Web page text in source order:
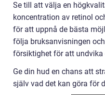
Se till att välja en
koncentration av retinol
för att uppnå de bästa
följa bruksanvisningen
försiktighet för att undvika
Ge din hud en chans att
själv vad det kan göra för